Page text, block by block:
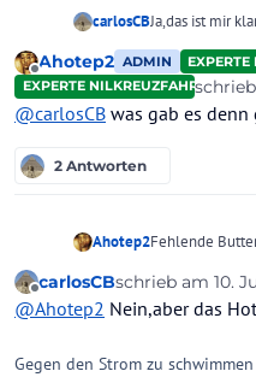
carlosCBJa,das ist mir
Offline
Ahotep2 ADMIN
EXPERTE
EXPERTE NILKREUZFAHRTEN
zuletzt
@carlosCB was gab es
2 Antworten
Ahotep2Fehlende
Kompensation
bestimmt
Offline
carlosCBschrieb am 10.
zuletzt editiert
@Ahotep2 Nein,aber das
Gegen den Strom zu